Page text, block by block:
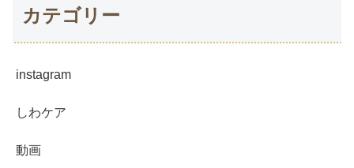
カテゴリー
instagram
しわケア
動画